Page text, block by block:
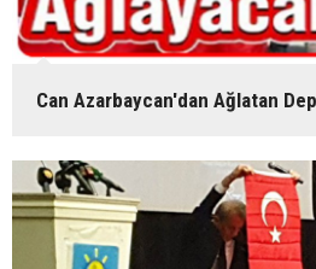
Can Azarbaycan'dan Ağlatan